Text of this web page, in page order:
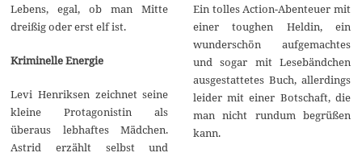
Lebens, egal, ob man Mitte
dreißig oder erst elf ist.
Kriminelle Energie
Levi Henriksen zeichnet seine
kleine Protagonistin als
überaus lebhaftes Mädchen.
Astrid erzählt selbst und
Ein tolles Action-Abenteuer mit
einer toughen Heldin, ein
wunderschön aufgemachtes
und sogar mit Lesebändchen
ausgestattetes Buch, allerdings
leider mit einer Botschaft, die
man nicht rundum begrüßen
kann.